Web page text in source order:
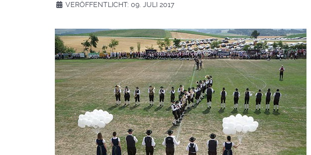
VERÖFFENTLICHT: 09. JULI 2017